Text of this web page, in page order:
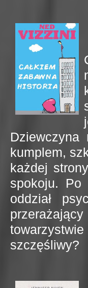
kumplem,
każdej
spokoju. Po
oddział
szczęśliwy?